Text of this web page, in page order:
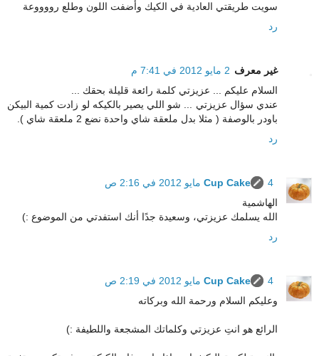
سويت طريقتي العادية في الكيك وأضفت اللون وطلع رووووعة
رد
غير معرف 2 مايو 2012 في 7:41 م
السلام عليكم ... عزيزتي كلمة رائعة قليلة بحقك ...
عندي سؤال عزيزتي ... شو اللي يصير بالكيكه لو زادت كمية البيكن
باودر بالوصفة ( مثلا بدل ملعقة شاي واحدة نضع 2 ملعقة شاي ).
رد
Cup Cake
4 مايو 2012 في 2:16 ص
الهاشمية
الله يسلمك عزيزتي، وسعيدة جدًا أنك استفدتي من الموضوع :)
رد
Cup Cake
4 مايو 2012 في 2:19 ص
وعليكم السلام ورحمة الله وبركاته
الرائع هو انتِ عزيزتي وكلماتك المشجعة واللطيفة :)